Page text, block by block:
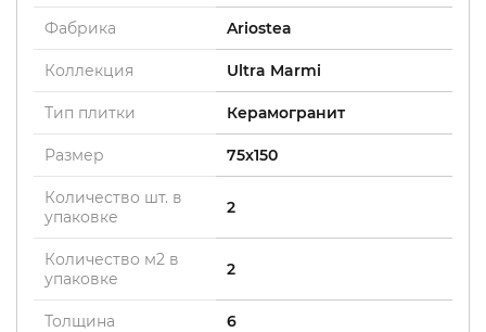
Фабрика Ariostea
Коллекция Ultra Marmi
Тип плитки Керамогранит
Размер 75x150
Количество шт. в
упаковке
2
Количество м2 в
упаковке
2
Толщина 6